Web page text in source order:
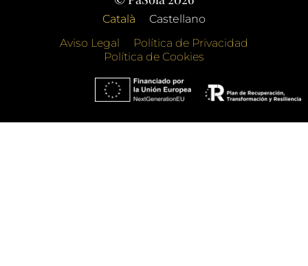
Català
Castellano
Aviso Legal
Política de Privacidad
Política de Cookies